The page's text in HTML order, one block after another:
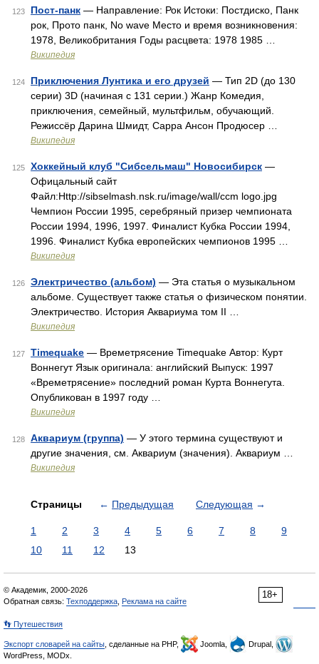
123 Пост-панк — Направление: Рок Истоки: Постдиско, Панк
рок, Прото панк, No wave Место и время возникновения:
1978, Великобритания Годы расцвета: 1978 1985 …
Википедия
124 Приключения Лунтика и его друзей — Тип 2D (до 130
серии) 3D (начиная с 131 серии.) Жанр Комедия,
приключения, семейный, мультфильм, обучающий.
Режиссёр Дарина Шмидт, Сарра Ансон Продюсер …
Википедия
125 Хоккейный клуб "Сибсельмаш" Новосибирск —
Офицальный сайт
Файл:Http://sibselmash.nsk.ru/image/wall/ccm logo.jpg
Чемпион России 1995, серебряный призер чемпионата
России 1994, 1996, 1997. Финалист Кубка России 1994,
1996. Финалист Кубка европейских чемпионов 1995 …
Википедия
126 Электричество (альбом) — Эта статья о музыкальном
альбоме. Существует также статья о физическом понятии.
Электричество. История Аквариума том II …
Википедия
127 Timequake — Времетрясение Timequake Автор: Курт
Воннегут Язык оригинала: английский Выпуск: 1997
«Времетрясение» последний роман Курта Воннегута.
Опубликован в 1997 году …
Википедия
128 Аквариум (группа) — У этого термина существуют и
другие значения, см. Аквариум (значения). Аквариум …
Википедия
Страницы ← Предыдущая Следующая →
1 2 3 4 5 6 7 8
9
10
11 12 13
18+
© Академик, 2000-2026
Обратная связь: Техподдержка Реклама на сайте
👣 Путешествия
Экспорт словарей на сайты , сделанные на PHP, Joomla,
Drupal,
WordPress, MODx.